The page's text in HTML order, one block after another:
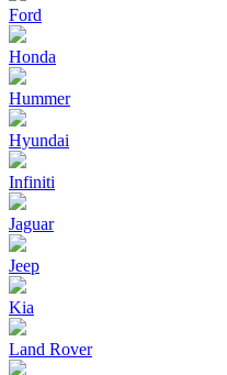
Ford
Honda
Hummer
Hyundai
Infiniti
Jaguar
Jeep
Kia
Land Rover